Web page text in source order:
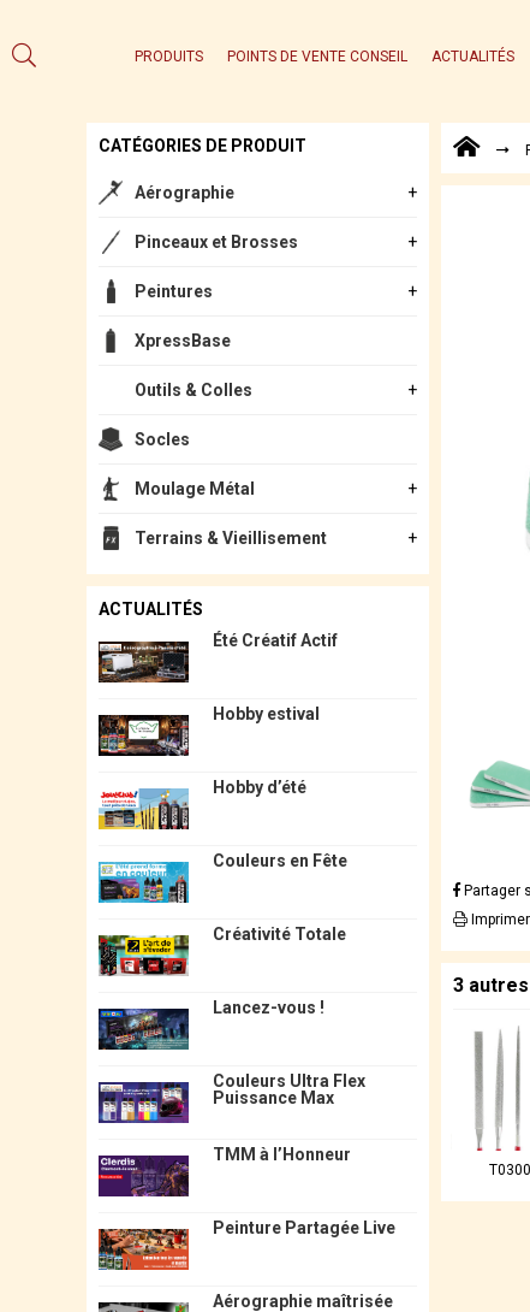
PRODUITS POINTS DE VENTE CONSEIL ACTUALITÉS
CATÉGORIES DE PRODUIT
Aérographie
Pinceaux et Brosses
Peintures
XpressBase
Outils & Colles
Socles
Moulage Métal
Terrains & Vieillisement
ACTUALITÉS
Été Créatif Actif
Hobby estival
Hobby d’été
Couleurs en Fête
Créativité Totale
Lancez-vous !
Couleurs Ultra Flex
Puissance Max
TMM à l’Honneur
Peinture Partagée Live
Aérographie maîtrisée
Partager
3